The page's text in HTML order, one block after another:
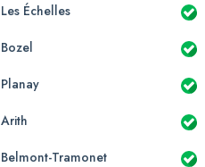
Les Échelles
Bozel
Planay
Arith
Belmont-Tramonet